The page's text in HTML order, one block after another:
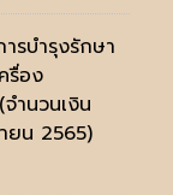
รบำรุงรักษา
รื่อง
ำนวนเงิน
ยน 2565)